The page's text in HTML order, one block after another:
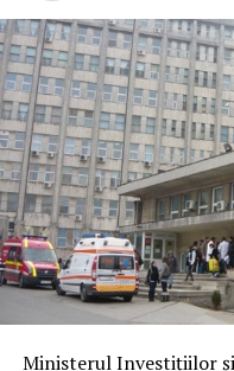
Ministerul Investiţiilor